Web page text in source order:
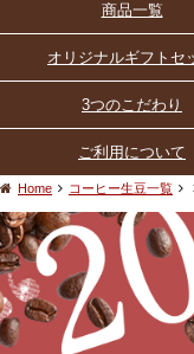
商品一覧
オリジナルギフトセ
3つのこだわり
ご利用について
Home コーヒー生豆一覧